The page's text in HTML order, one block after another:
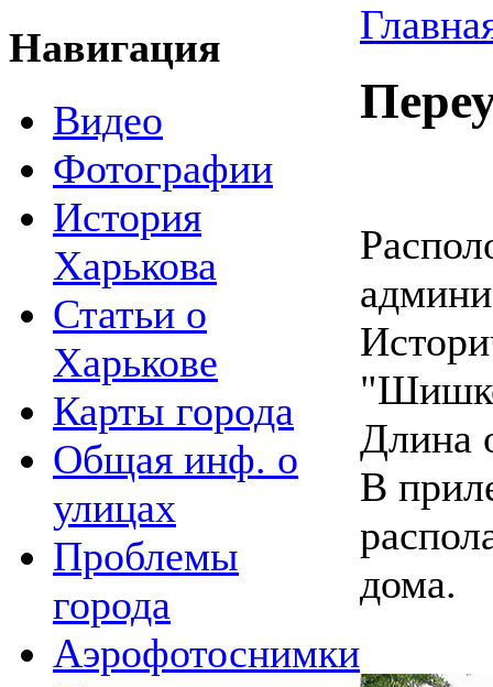
Навигация
Видео
Фотографии
История
Харькова
Статьи о
Харькове
Карты города
Общая инф. о
улицах
Проблемы
города
Аэрофотоснимки
Длина
В
дома.